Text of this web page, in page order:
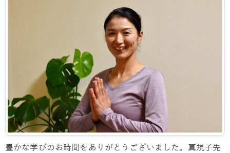
豊かな学びのお時間をありがとうございました。真規子先